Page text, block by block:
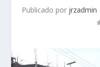
Publicado por jrzadmin